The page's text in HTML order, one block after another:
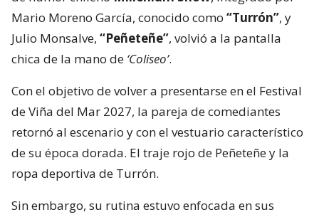
Mario Moreno García, conocido como “Turrón”, y
Julio Monsalve, “Peñeteñe”, volvió a la pantalla
chica de la mano de ‘Coliseo’.
Con el objetivo de volver a presentarse en el Festival
de Viña del Mar 2027, la pareja de comediantes
retornó al escenario y con el vestuario característico
de su época dorada. El traje rojo de Peñeteñe y la
ropa deportiva de Turrón.
Sin embargo, su rutina estuvo enfocada en sus